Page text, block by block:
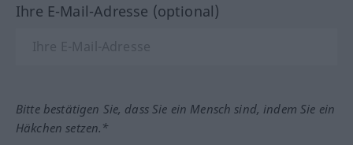
Ihre E-Mail-Adresse (optional)
Bitte bestätigen Sie, dass Sie ein Mensch sind, indem Sie ein
Häkchen setzen.*